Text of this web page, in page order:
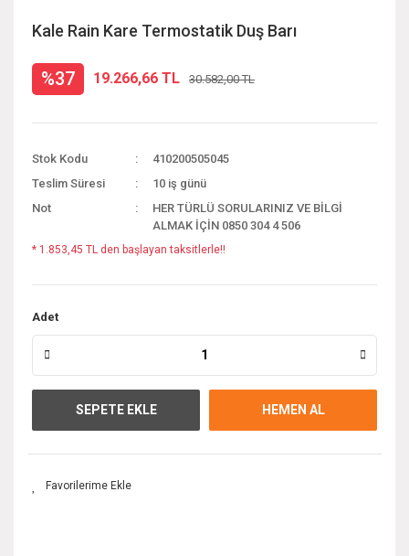
Kale Rain Kare Termostatik Duş Barı
%37 19.266,66 TL 30.582,00 TL
Stok Kodu
410200505045
Teslim Süresi
10 iş günü
Not
HER TÜRLÜ SORULARINIZ VE BİLGİ
ALMAK İÇİN 0850 304 4 506
* 1.853,45 TL den başlayan taksitlerle!!
Adet
SEPETE EKLE HEMEN AL